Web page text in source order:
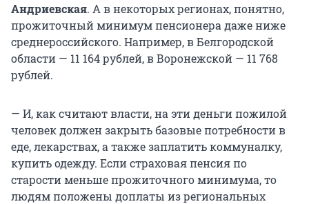
Андриевская. А в некоторых регионах, понятно,
прожиточный минимум пенсионера даже ниже
среднероссийского. Например, в Белгородской
области — 11 164 рублей, в Воронежской — 11 768
рублей.
— И, как считают власти, на эти деньги пожилой
человек должен закрыть базовые потребности в
еде, лекарствах, а также заплатить коммуналку,
купить одежду. Если страховая пенсия по
старости меньше прожиточного минимума, то
людям положены доплаты из региональных